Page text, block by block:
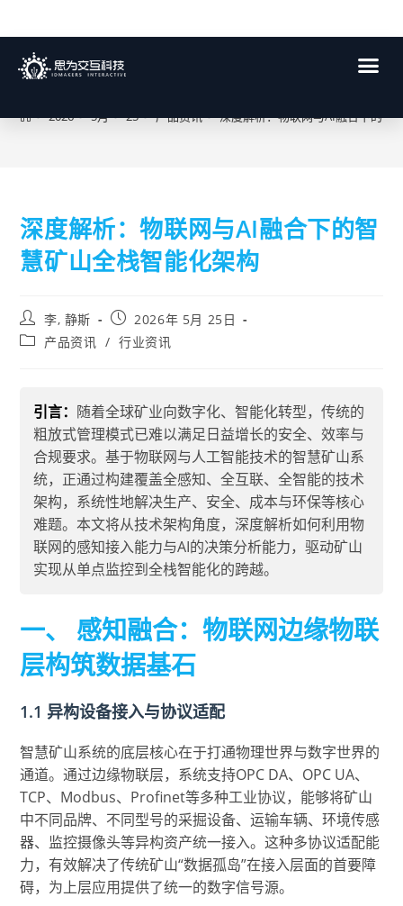
博客
> 2026 > 5月 > 25 > 产品资讯 > 深度解析：物联网与AI融合下的智
深度解析：物联网与AI融合下的智
慧矿山全栈智能化架构
李, 静斯
2026年 5月 25日
产品资讯 / 行业资讯
引言： 随着全球矿业向数字化、智能化转型，传统的
粗放式管理模式已难以满足日益增长的安全、效率与
合规要求。基于物联网与人工智能技术的智慧矿山系
统，正通过构建覆盖全感知、全互联、全智能的技术
架构，系统性地解决生产、安全、成本与环保等核心
难题。本文将从技术架构角度，深度解析如何利用物
联网的感知接入能力与AI的决策分析能力，驱动矿山
实现从单点监控到全栈智能化的跨越。
一、 感知融合：物联网边缘物联
层构筑数据基石
1.1 异构设备接入与协议适配
智慧矿山系统的底层核心在于打通物理世界与数字世界的
通道。通过边缘物联层，系统支持OPC DA、OPC UA、
TCP、Modbus、Profinet等多种工业协议，能够将矿山
中不同品牌、不同型号的采掘设备、运输车辆、环境传感
器、监控摄像头等异构资产统一接入。这种多协议适配能
力，有效解决了传统矿山“数据孤岛”在接入层面的首要障
碍，为上层应用提供了统一的数字信号源。